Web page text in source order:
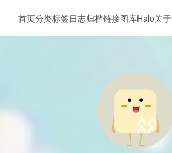
首页分类标签日志归档链接图库Halo关于